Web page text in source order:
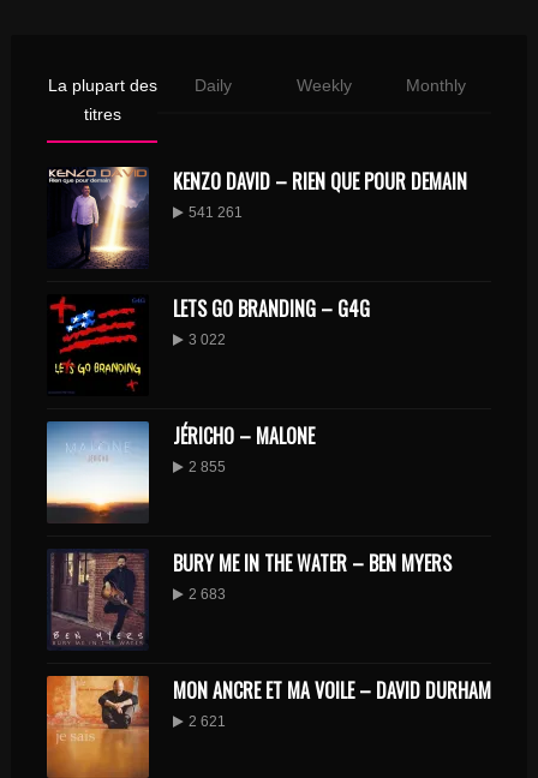
La plupart des
titres
Daily Weekly Monthly
KENZO DAVID – RIEN QUE POUR DEMAIN
541 261
LETS GO BRANDING – G4G
3 022
JÉRICHO – MALONE
2 855
BURY ME IN THE WATER – BEN MYERS
2 683
MON ANCRE ET MA VOILE – DAVID DURHAM
2 621